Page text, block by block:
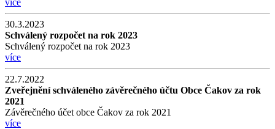
30.3.2023
Schválený rozpočet na rok 2023
Schválený rozpočet na rok 2023
více
22.7.2022
Zveřejnění schváleného závěrečného účtu Obce Čakov za rok
2021
Závěrečného účet obce Čakov za rok 2021
více